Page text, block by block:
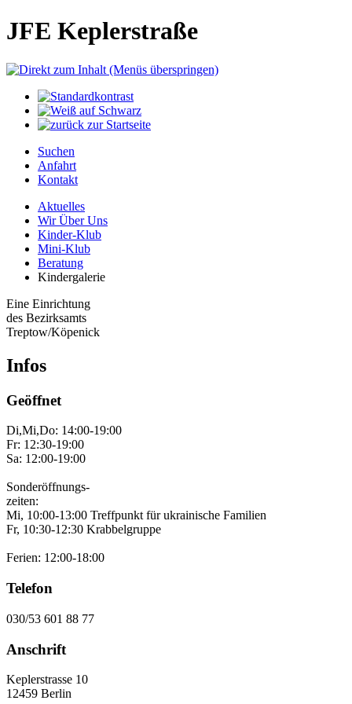
JFE Keplerstraße
Suchen
Anfahrt
Kontakt
Aktuelles
Wir Über Uns
Kinder-Klub
Mini-Klub
Beratung
Kindergalerie
Eine Einrichtung
des Bezirksamts
Treptow/Köpenick
Infos
Geöffnet
Di,Mi,Do: 14:00-19:00
Fr: 12:30-19:00
Sa: 12:00-19:00
Sonderöffnungs-
zeiten:
Mi, 10:00-13:00 Treffpunkt für ukrainische Familien
Fr, 10:30-12:30 Krabbelgruppe
Ferien: 12:00-18:00
Telefon
030/53 601 88 77
Anschrift
Keplerstrasse 10
12459 Berlin